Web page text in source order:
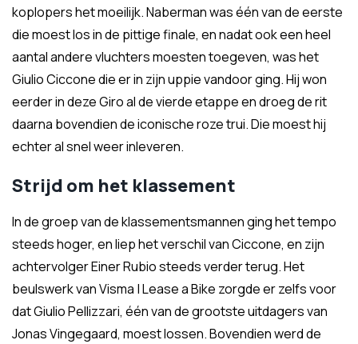
koplopers het moeilijk. Naberman was één van de eerste
die moest los in de pittige finale, en nadat ook een heel
aantal andere vluchters moesten toegeven, was het
Giulio Ciccone die er in zijn uppie vandoor ging. Hij won
eerder in deze Giro al de vierde etappe en droeg de rit
daarna bovendien de iconische roze trui. Die moest hij
echter al snel weer inleveren.
Strijd om het klassement
In de groep van de klassementsmannen ging het tempo
steeds hoger, en liep het verschil van Ciccone, en zijn
achtervolger Einer Rubio steeds verder terug. Het
beulswerk van Visma | Lease a Bike zorgde er zelfs voor
dat Giulio Pellizzari, één van de grootste uitdagers van
Jonas Vingegaard, moest lossen. Bovendien werd de